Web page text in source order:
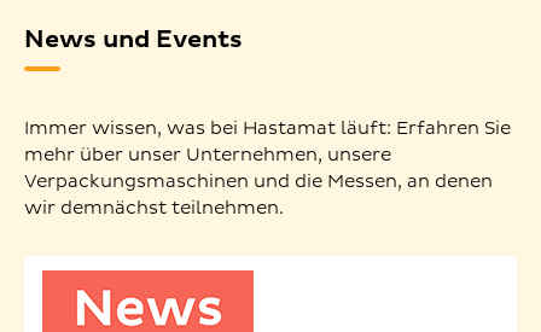
News und Events
Immer wissen, was bei Hastamat läuft: Erfahren Sie
mehr über unser Unternehmen, unsere
Verpackungsmaschinen und die Messen, an denen
wir demnächst teilnehmen.